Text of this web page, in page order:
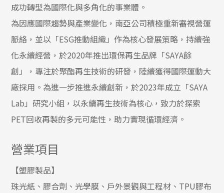
成功轉型為國際化與多角化的事業體。
為因應國際趨勢與產業變化，南亞公司積極重新審視營運
脈絡，並以「ESG推動組織」作為核心發展策略，持續強
化永續經營，於2020年推出環保再生品牌「SAYA餘
創」，專注於聚酯再生技術的研發，陸續獲得國際運動大
廠採用。為進一步推進永續創新，於2023年成立「SAYA
Lab」研究小組，以永續再生技術為核心，致力於探索
PET回收再製的多元可能性，助力實現循環經濟。
營業項目
【塑膠製品】
珠光紙、膠合劑、光學膜、戶外景觀與工程材、TPU膠布